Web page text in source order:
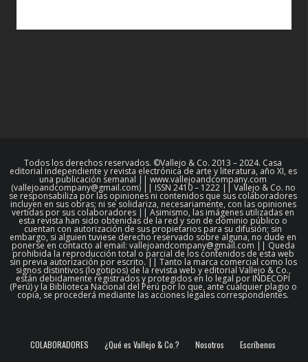
Todos los derechos reservados. ©Vallejo & Co. 2013 – 2024. Casa
editorial independiente y revista electrónica de arte y literatura, año XI, es
una publicación semanal || www.vallejoandcompany.com
(vallejoandcompany@gmail.com) || ISSN 2410 – 1222 || Vallejo & Co. no
se responsabiliza por las opiniones ni contenidos que sus colaboradores
incluyen en sus obras; ni se solidariza, necesariamente, con las opiniones
vertidas por sus colaboradores || Asimismo, las imágenes utilizadas en
esta revista han sido obtenidas de la red y son de dominio público o
cuentan con autorización de sus propietarios para su difusión; sin
embargo, si alguien tuviese derecho reservado sobre alguna, no dude en
ponerse en contacto al email: vallejoandcompany@gmail.com || Queda
prohibida la reproducción total o parcial de los contenidos de esta web
sin previa autorización por escrito. || Tanto la marca comercial como los
signos distintivos (logotipos) de la revista web y editorial Vallejo & Co.,
están debidamente registrados y protegidos en lo legal por INDECOPI
(Perú) y la Biblioteca Nacional del Perú por lo que, ante cualquier plagio o
copia, se procederá mediante las acciones legales correspondientes.
COLABORADORES ¿Qué es Vallejo & Co.? Nosotros Escríbenos